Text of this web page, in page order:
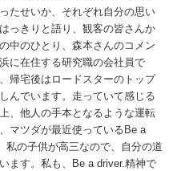
たせいか、それぞれ自分の思い
っきりと語り、観客の皆さんか
中のひとり、森本さんのコメン
に在住する研究職の会社員で
帰宅後はロードスターのトップ
んでいます。走っていて感じる
、他人の手本となるような運転
マツダが最近使っているBe a
私の子供が高三なので、自分の道
ます。私も、Be a driver.精神で